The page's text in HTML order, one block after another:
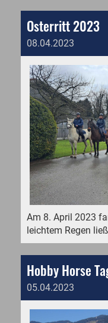
Osterritt 2023
08.04.2023
Am 8. April 2023
leichtem Regen
Hobby Horse
05.04.2023